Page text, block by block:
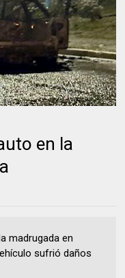
en la
madrugada en
sufrió daños